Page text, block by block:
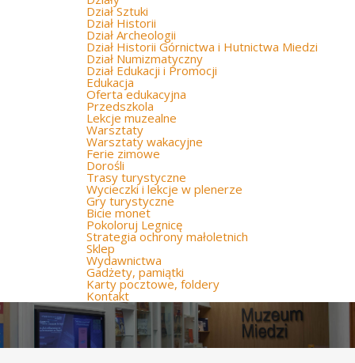
Dział Sztuki
Dział Historii
Dział Archeologii
Dział Historii Górnictwa i Hutnictwa Miedzi
Dział Numizmatyczny
Dział Edukacji i Promocji
Edukacja
Oferta edukacyjna
Przedszkola
Lekcje muzealne
Warsztaty
Warsztaty wakacyjne
Ferie zimowe
Dorośli
Trasy turystyczne
Wycieczki i lekcje w plenerze
Gry turystyczne
Bicie monet
Pokoloruj Legnicę
Strategia ochrony małoletnich
Sklep
Wydawnictwa
Gadżety, pamiątki
Karty pocztowe, foldery
Kontakt